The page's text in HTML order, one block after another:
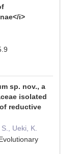
i>
sp. nov., a
isolated
reductive
Ueki, K.